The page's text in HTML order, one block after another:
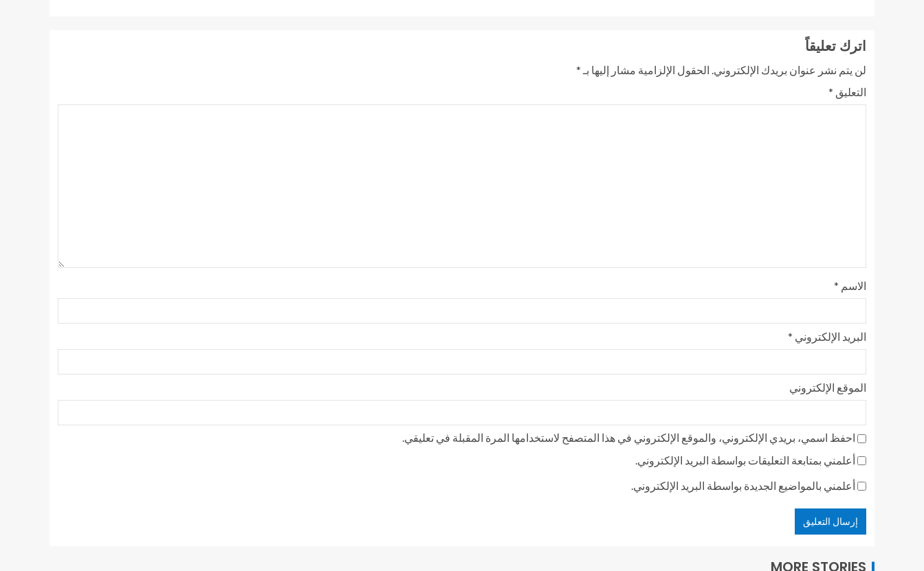
اترك تعليقاً
لن يتم نشر عنوان بريدك الإلكتروني. الحقول الإلزامية مشار إليها بـ *
التعليق *
الاسم *
البريد الإلكتروني *
الموقع الإلكتروني
احفظ اسمي، بريدي الإلكتروني، والموقع الإلكتروني في هذا المتصفح لاستخدامها المرة المقبلة في تعليقي.
أعلمني بمتابعة التعليقات بواسطة البريد الإلكتروني.
أعلمني بالمواضيع الجديدة بواسطة البريد الإلكتروني.
MORE STORIES